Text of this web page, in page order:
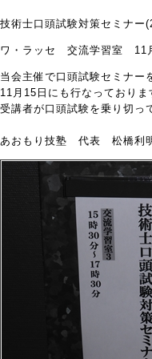
技術士口頭試験対策セミナー
ワ・ラッセ 交流学習室 11
当会主催で口頭試験セミナー
11月15日にも行なっておりま
受講者が口頭試験を乗り切っ
あおもり技塾 代表 松橋利